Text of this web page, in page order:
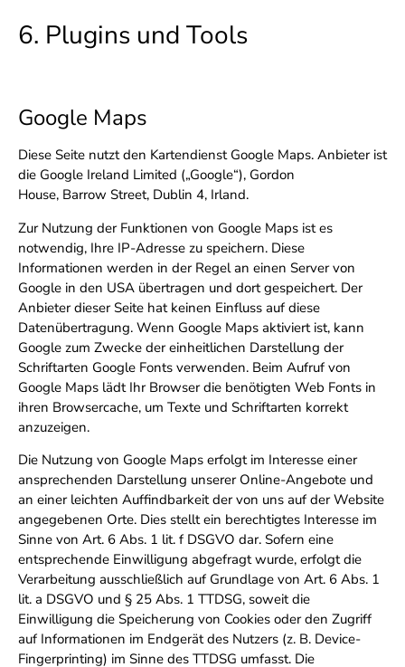
6. Plugins und Tools
Google Maps
Diese Seite nutzt den Kartendienst Google Maps. Anbieter ist
die Google Ireland Limited („Google“), Gordon
House, Barrow Street, Dublin 4, Irland.
Zur Nutzung der Funktionen von Google Maps ist es
notwendig, Ihre IP-Adresse zu speichern. Diese
Informationen werden in der Regel an einen Server von
Google in den USA übertragen und dort gespeichert. Der
Anbieter dieser Seite hat keinen Einfluss auf diese
Datenübertragung. Wenn Google Maps aktiviert ist, kann
Google zum Zwecke der einheitlichen Darstellung der
Schriftarten Google Fonts verwenden. Beim Aufruf von
Google Maps lädt Ihr Browser die benötigten Web Fonts in
ihren Browsercache, um Texte und Schriftarten korrekt
anzuzeigen.
Die Nutzung von Google Maps erfolgt im Interesse einer
ansprechenden Darstellung unserer Online-Angebote und
an einer leichten Auffindbarkeit der von uns auf der Website
angegebenen Orte. Dies stellt ein berechtigtes Interesse im
Sinne von Art. 6 Abs. 1 lit. f DSGVO dar. Sofern eine
entsprechende Einwilligung abgefragt wurde, erfolgt die
Verarbeitung ausschließlich auf Grundlage von Art. 6 Abs. 1
lit. a DSGVO und § 25 Abs. 1 TTDSG, soweit die
Einwilligung die Speicherung von Cookies oder den Zugriff
auf Informationen im Endgerät des Nutzers (z. B. Device-
Fingerprinting) im Sinne des TTDSG umfasst. Die